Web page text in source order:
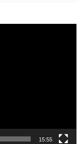
15:55